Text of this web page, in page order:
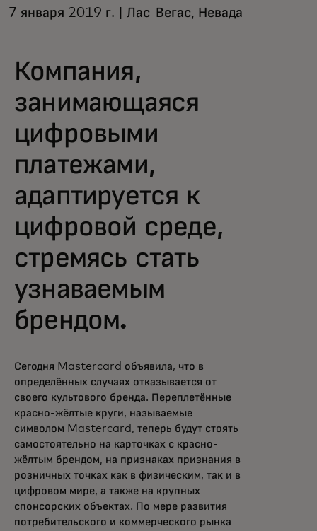
7 января 2019 г. | Лас-Вегас, Невада
Компания,
занимающаяся
цифровыми
платежами,
адаптируется к
цифровой среде,
стремясь стать
узнаваемым
брендом.
Сегодня Mastercard объявила, что в
определённых случаях отказывается от
своего культового бренда. Переплетённые
красно-жёлтые круги, называемые
символом Mastercard, теперь будут стоять
самостоятельно на карточках с красно-
жёлтым брендом, на признаках признания в
розничных точках как в физическим, так и в
цифровом мире, а также на крупных
спонсорских объектах. По мере развития
потребительского и коммерческого рынка